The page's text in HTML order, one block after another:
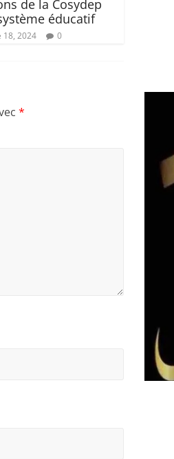
de la Cosydep
éducatif
18, 2024 0
*